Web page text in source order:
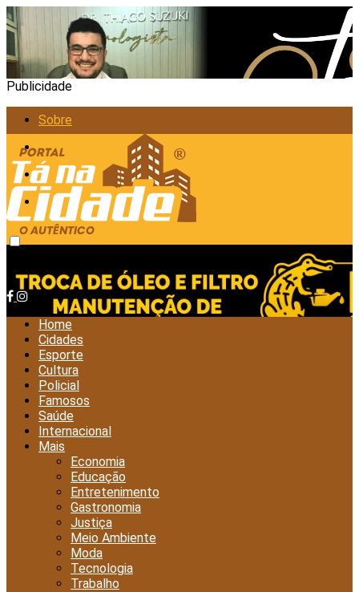
Publicidade
Sobre
Anunciar
Política de Privacidade
Contato
sexta-feira, agosto 7, 2026
Home
Cidades
Esporte
Cultura
Policial
Famosos
Saúde
Internacional
Mais
Economia
Educação
Entretenimento
Gastronomia
Justiça
Meio Ambiente
Moda
Tecnologia
Trabalho